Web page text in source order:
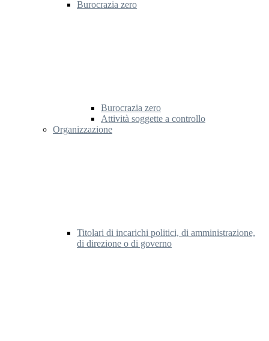
Burocrazia zero
Burocrazia zero
Attività soggette a controllo
Organizzazione
Titolari di incarichi politici, di amministrazione,
di direzione o di governo